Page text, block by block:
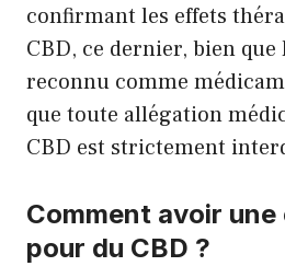
confirmant les effets
CBD, ce dernier, bien que
reconnu comme
que toute allégation
CBD est strictement
Comment avoir
pour du CBD ?